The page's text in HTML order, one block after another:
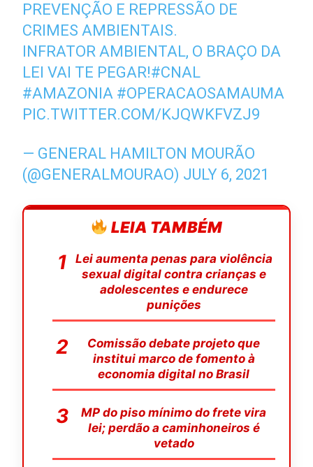
PREVENÇÃO E REPRESSÃO DE
CRIMES AMBIENTAIS.
INFRATOR AMBIENTAL, O BRAÇO DA
LEI VAI TE PEGAR!#CNAL
#AMAZONIA #OPERACAOSAMAUMA
PIC.TWITTER.COM/KJQWKFVZJ9
— GENERAL HAMILTON MOURÃO
(@GENERALMOURAO) JULY 6, 2021
LEIA TAMBÉM
Lei aumenta penas para violência
sexual digital contra crianças e
adolescentes e endurece
punições
Comissão debate projeto que
institui marco de fomento à
economia digital no Brasil
MP do piso mínimo do frete vira
lei; perdão a caminhoneiros é
vetado